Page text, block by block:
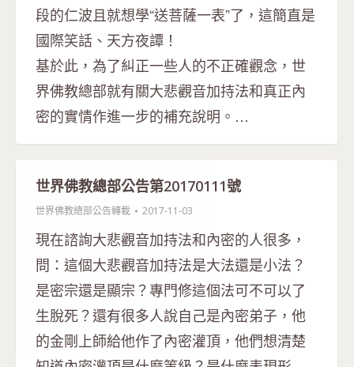
段的仁波且就想學“送菩薩一表”了，這簡直是
國際笑話、天方夜譚！
基於此，為了糾正一些人的不正確觀念，世
界佛教總部就有關大悲觀音加持法和真正內
密的實情作進一步的補充說明。…
世界佛教總部公告第20170111號
世界佛教總部公告轉載 2017-11-03
現在諮詢大悲觀音加持法和內密的人很多，
問：這個大悲觀音加持法是大法還是小法？
是密宗還是顯宗？專門修這個法可不可以了
生脫死？還有很多人說自己是內密弟子，他
的金剛上師給他作了內密灌頂，他們想清楚